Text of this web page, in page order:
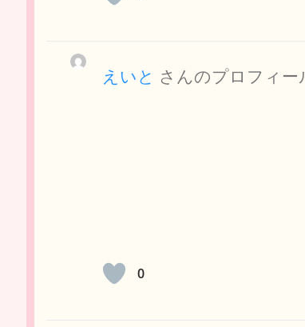
えいと さんのプロフィー
0